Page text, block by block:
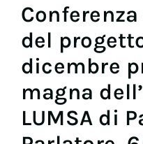
del
dicembre
magna
LUMSA di